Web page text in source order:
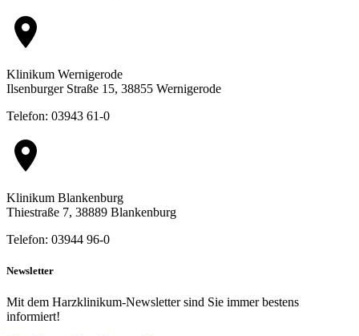
location_on
Klinikum Wernigerode
Ilsenburger Straße 15, 38855 Wernigerode
Telefon: 03943 61-0
location_on
Klinikum Blankenburg
Thiestraße 7, 38889 Blankenburg
Telefon: 03944 96-0
Newsletter
Mit dem Harzklinikum-Newsletter sind Sie immer bestens
informiert!